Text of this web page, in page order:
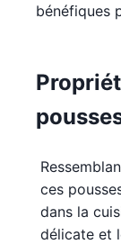
bénéfiques
ces
dans la
délicate et